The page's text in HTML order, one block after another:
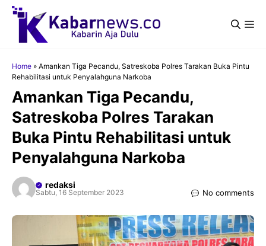
Langsung
Home » Amankan Tiga Pecandu, Satreskoba Polres Tarakan Buka Pintu
Rehabilitasi untuk Penyalahguna Narkoba
Amankan Tiga Pecandu,
Satreskoba Polres Tarakan
Buka Pintu Rehabilitasi untuk
Penyalahguna Narkoba
redaksi
Sabtu, 16 September 2023 No comments